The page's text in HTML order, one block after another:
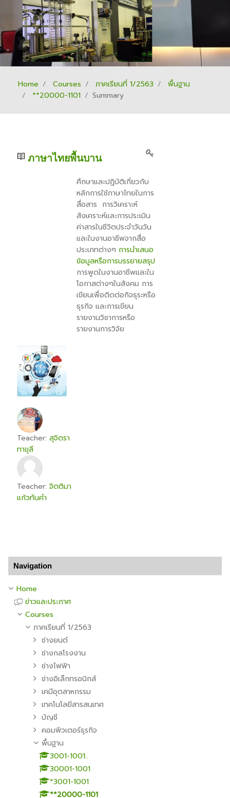
Home Courses ภาคเรียนที่ 1/2563
พื้นฐาน
**20000-1101
Summary
ภาษาไทยพื้นบาน
ศึกษาและปฏิบัติเกี่ยวกับ
หลักการใช้ภาษาไทยในการ
สื่อสาร การวิเคราะห์
สังเคราะห์และการประเมิน
ค่าสารในชีวิตประจำวันวัน
และในงานอาชีพจากสื่อ
ประเภทต่างๆ การนำเสนอ
ข้อมูลหรือการบรรยายสรุป
การพูดในงานอาชีพและใน
โอกาสต่างๆในสังคม การ
เขียนเพื่อติดต่อกิจธุระหรือ
ธุรกิจ และการเขียน
รายงานวิชาการหรือ
รายงานการวิจัย
Teacher: สุจิตรา
ทาขุลี
Teacher: จิตติมา
แก้วทันคำ
Navigation
Home
ข่าวและประกาศ
Courses
ภาคเรียนที่ 1/2563
ช่างยนต์
ช่างกลโรงงาน
ช่างไฟฟ้า
ช่างอิเล็กทรอนิกส์
เคมีอุตสาหกรรม
เทคโนโลยีสารสนเทศ
บัญชี
คอมพิวเตอร์ธุรกิจ
พื้นฐาน
3001-1001..
30001-1001
*3001-1001
**20000-1101